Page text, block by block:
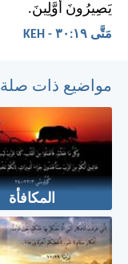
يَصِيرُونَ أَوَّلِينَ.
مَتَّى ١٩:‏٣٠ - KEH
مواضيع ذات صلة
المكافأة